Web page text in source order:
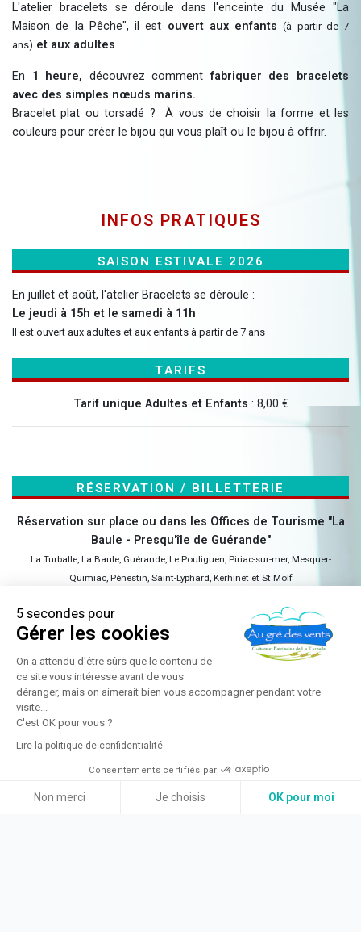
L'atelier bracelets se déroule dans l'enceinte du Musée "La
Maison de la Pêche", il est ouvert aux enfants(à partir de 7
ans) et aux adultes
En 1 heure, découvrez commentfabriquer des bracelets
avec des simples nœuds marins.
Bracelet plat ou torsadé ? À vous de choisir la forme et les
couleurs pour créer le bijou qui vous plaît ou le bijou à offrir.
Infos Pratiques
Saison Estivale 2026
En juillet et août, l'atelier Bracelets se déroule :
Le jeudi à 15h et le samedi à 11h
Il est ouvert aux adultes et aux enfants à partir de 7 ans
Tarifs
Tarif unique Adultes et Enfants : 8,00 €
Réservation / Billetterie
Réservation sur place ou dans les Offices de Tourisme "La
Baule - Presqu'île de Guérande"
La Turballe, La Baule, Guérande, Le Pouliguen, Piriac-sur-mer, Mesquer-
Quimiac, Pénestin, Saint-Lyphard, Kerhinet et St Molf
5 secondes pour
Gérer les cookies
On a attendu d'être sûrs que le contenu de
ce site vous intéresse avant de vous
déranger, mais on aimerait bien vous accompagner pendant votre
visite...
C'est OK pour vous ?
Lire la politique de confidentialité
Consentements certifiés par
Non merci Je choisis OK pour moi